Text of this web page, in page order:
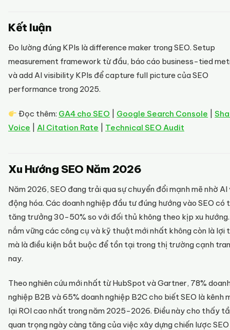
Kết luận
Đo lường đúng KPIs là difference maker trong SEO. Setup
measurement framework từ đầu, báo cáo business-tied
và add AI visibility KPIs để capture full picture của SEO
performance trong 2025.
Đọc thêm: GA4 cho SEO Google Search Console
Voice
AI Citation Rate Technical SEO Audit
Xu Hướng SEO Năm 2026
Năm 2026, SEO đang trải qua sự chuyển đổi mạnh mẽ nhờ
động hóa. Các doanh nghiệp đầu tư đúng hướng vào SEO có
tăng trưởng 30-50% so với đối thủ không theo kịp xu
nắm vững các công cụ và kỹ thuật mới nhất không còn là lợi
mà là điều kiện bắt buộc để tồn tại trong thị trường cạnh
nay.
Theo nghiên cứu mới nhất từ HubSpot và Gartner, 78%
nghiệp B2B và 65% doanh nghiệp B2C cho biết SEO là kênh
lại ROI cao nhất trong năm 2025-2026. Điều này cho thấy
quan trọng ngày càng tăng của việc xây dựng chiến lược